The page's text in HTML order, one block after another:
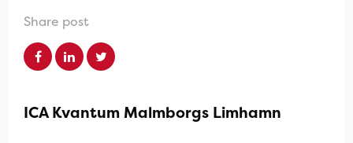
Share post
ICA Kvantum Malmborgs Limhamn